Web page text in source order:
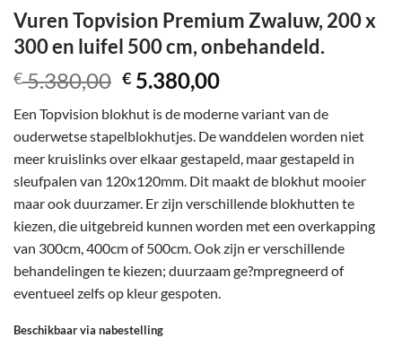
Vuren Topvision Premium Zwaluw, 200 x
300 en luifel 500 cm, onbehandeld.
€5.380,00 Oorspronkelijke
was:
€ 5.380,00.
€ 5.380,00Huidige
is:
€ 5.380,00.
Een Topvision blokhut is de moderne variant van de
ouderwetse stapelblokhutjes. De wanddelen worden niet
meer kruislinks over elkaar gestapeld, maar gestapeld in
sleufpalen van 120x120mm. Dit maakt de blokhut mooier
maar ook duurzamer. Er zijn verschillende blokhutten te
kiezen, die uitgebreid kunnen worden met een overkapping
van 300cm, 400cm of 500cm. Ook zijn er verschillende
behandelingen te kiezen; duurzaam ge?mpregneerd of
eventueel zelfs op kleur gespoten.
Beschikbaar via nabestelling